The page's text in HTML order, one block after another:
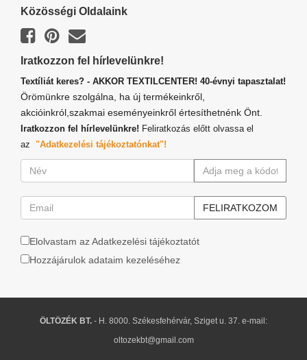
Közösségi Oldalaink
Iratkozzon fel hírlevelünkre!
Textíliát keres? - AKKOR TEXTILCENTER! 40-évnyi tapasztalat!
Örömünkre szolgálna, ha új termékeinkről,
akcióinkról,szakmai eseményeinkről értesíthetnénk Önt.
Iratkozzon fel hírlevelünkre! Feliratkozás előtt olvassa el
az "Adatkezelési tájékoztatónkat"!
Elolvastam az Adatkezelési tájékoztatót
Hozzájárulok adataim kezeléséhez
ÖLTÖZÉK BT. - H. 8000. Székesfehérvár, Sziget u. 37. e-mail:
oltozekbt@gmail.com